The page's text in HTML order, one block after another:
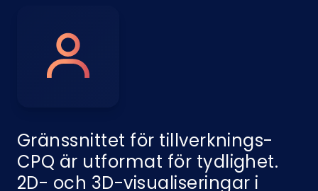
Gränssnittet för tillverknings-
CPQ är utformat för tydlighet.
2D- och 3D-visualiseringar i